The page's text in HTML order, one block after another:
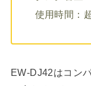
使用時間：
EW-DJ42はコン